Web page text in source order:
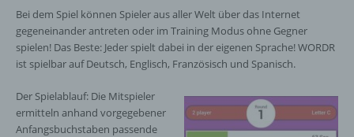
Bei dem Spiel können Spieler aus aller Welt über das Internet
gegeneinander antreten oder im Training Modus ohne Gegner
spielen! Das Beste: Jeder spielt dabei in der eigenen Sprache! WORDR
ist spielbar auf Deutsch, Englisch, Französisch und Spanisch.
Der Spielablauf: Die Mitspieler
ermitteln anhand vorgegebener
Anfangsbuchstaben passende